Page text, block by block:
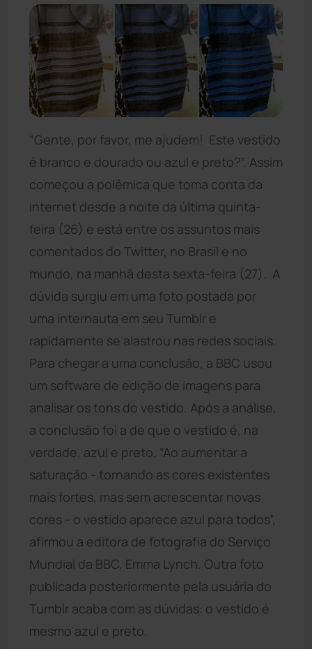
“Gente, por favor, me ajudem! Este vestido
é branco e dourado ou azul e preto?”. Assim
começou a polêmica que toma conta da
internet desde a noite da última quinta-
feira (26) e está entre os assuntos mais
comentados do Twitter, no Brasil e no
mundo, na manhã desta sexta-feira (27). A
dúvida surgiu em uma foto postada por
uma internauta em seu Tumblr e
rapidamente se alastrou nas redes sociais.
Para chegar a uma conclusão, a BBC usou
um software de edição de imagens para
analisar os tons do vestido. Após a análise,
a conclusão foi a de que o vestido é, na
verdade, azul e preto. “Ao aumentar a
saturação - tornando as cores existentes
mais fortes, mas sem acrescentar novas
cores - o vestido aparece azul para todos”,
afirmou a editora de fotografia do Serviço
Mundial da BBC, Emma Lynch. Outra foto
publicada posteriormente pela usuária do
Tumblr acaba com as dúvidas: o vestido é
mesmo azul e preto.